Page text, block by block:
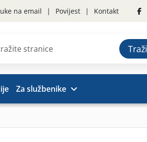
na email Povijest Kontakt
Traži
Za službenike